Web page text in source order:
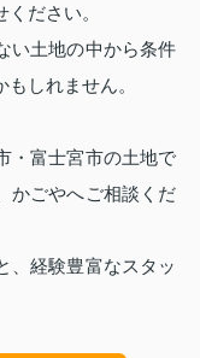
ださい。
い土地の中から条件
しれません。
・富士宮市の土地で
かごやへご相談くだ
、経験豊富なスタッ